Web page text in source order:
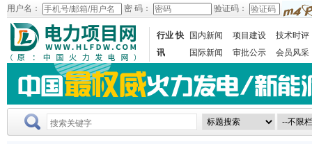
用户名： 密 码： 验证码：
行业 快
讯
国内新闻 项目建设
技术时评
国际新闻
审批公示 会员风采